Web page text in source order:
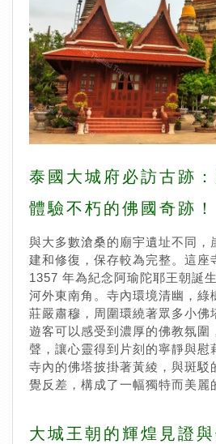
泰國大城府必訪古跡：
體驗不朽的佛國奇跡！
與大多數滄桑的廟宇遺址不同，
建和修復，保存較為完整。這座
1357 年為紀念阿瑜陀耶王朝誕
河外東南角。寺內環境清幽，綠
莊嚴肅穆，周圍環繞著眾多小佛
遊客可以感受到濃厚的佛教氛圍
聲，讓心靈得到片刻的寧靜與慰
寺內的佛塔披掛著黃綾，與斑駁
覺反差，構成了一幅獨特而美麗
大城王朝的輝煌見證